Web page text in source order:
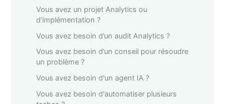
Vous avez un projet Analytics ou
d’implémentation ?
Vous avez besoin d’un audit Analytics ?
Vous avez besoin d’un conseil pour résoudre
un problème ?
Vous avez besoin d'un agent IA ?
Vous avez besoin d'automatiser plusieurs